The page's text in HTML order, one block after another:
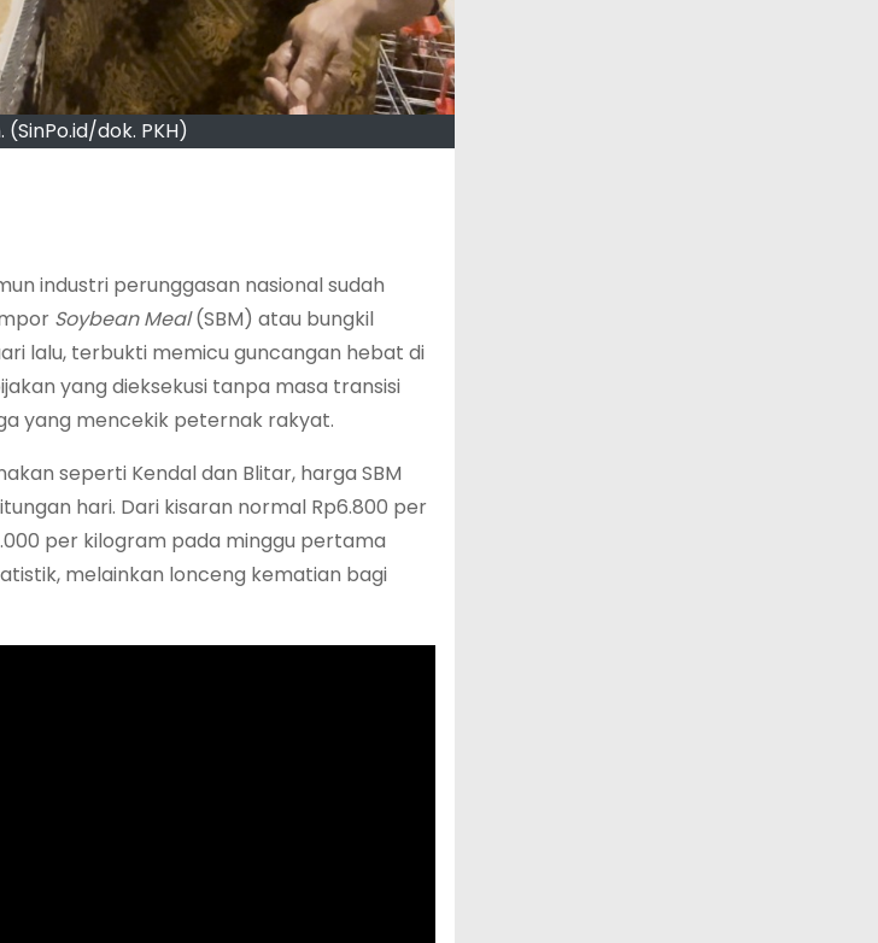
dok. PKH)
industri perunggasan nasional sudah
Soybean Meal(SBM) atau bungkil
lalu, terbukti memicu guncangan hebat di
yang dieksekusi tanpa masa transisi
yang mencekik peternak rakyat.
seperti Kendal dan Blitar, harga SBM
hari. Dari kisaran normal Rp6.800 per
per kilogram pada minggu pertama
melainkan lonceng kematian bagi